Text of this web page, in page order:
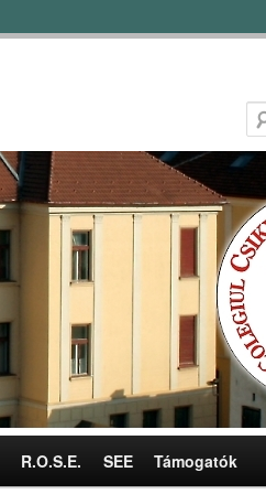
R.O.S.E. SEE Támogatók